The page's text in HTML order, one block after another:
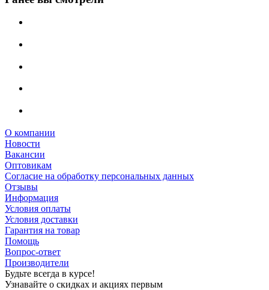
О компании
Новости
Вакансии
Оптовикам
Cогласие на обработку персональных данных
Отзывы
Информация
Условия оплаты
Условия доставки
Гарантия на товар
Помощь
Вопрос-ответ
Производители
Будьте всегда в курсе!
Узнавайте о скидках и акциях первым